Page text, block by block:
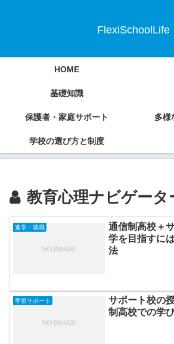
FlexiSchoolLife
HOME
基礎知識
保護者・家庭サポート 多様
学校の選び方と制度
教育心理ナビゲータ
進学・就職
通信制高校＋
学を目指すに
法
学習サポート
サポート校の
制高校での学